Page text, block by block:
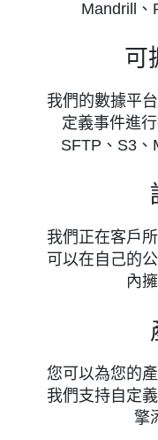
Mandrill、
可
我們的數據平
定義事件進
SFTP、S3、
我們正在客戶
可以在自己的
內
您可以為您的
我們支持自定
擎